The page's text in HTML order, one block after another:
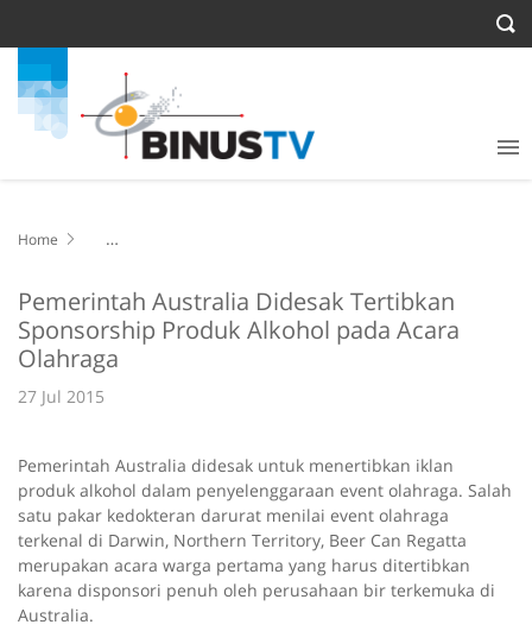
Home
Pemerintah Australia Didesak Tertibkan
Sponsorship Produk Alkohol pada Acara
Olahraga
27 Jul 2015
Pemerintah Australia didesak untuk menertibkan iklan
produk alkohol dalam penyelenggaraan event olahraga. Salah
satu pakar kedokteran darurat menilai event olahraga
terkenal di Darwin, Northern Territory, Beer Can Regatta
merupakan acara warga pertama yang harus ditertibkan
karena disponsori penuh oleh perusahaan bir terkemuka di
Australia.